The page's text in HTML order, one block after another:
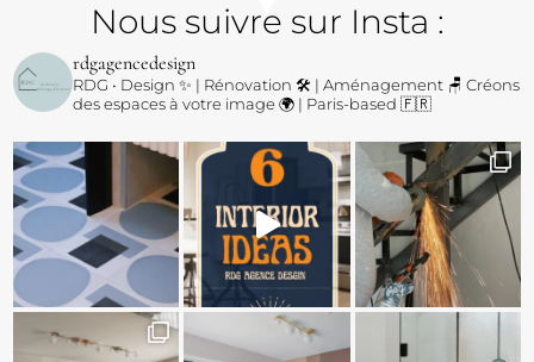
Nous suivre sur Insta :
rdgagencedesign
RDG • Design ✨ | Rénovation 🛠️ | Aménagement 🪑 Créons
des espaces à votre image 🌍 | Paris-based 🇫🇷